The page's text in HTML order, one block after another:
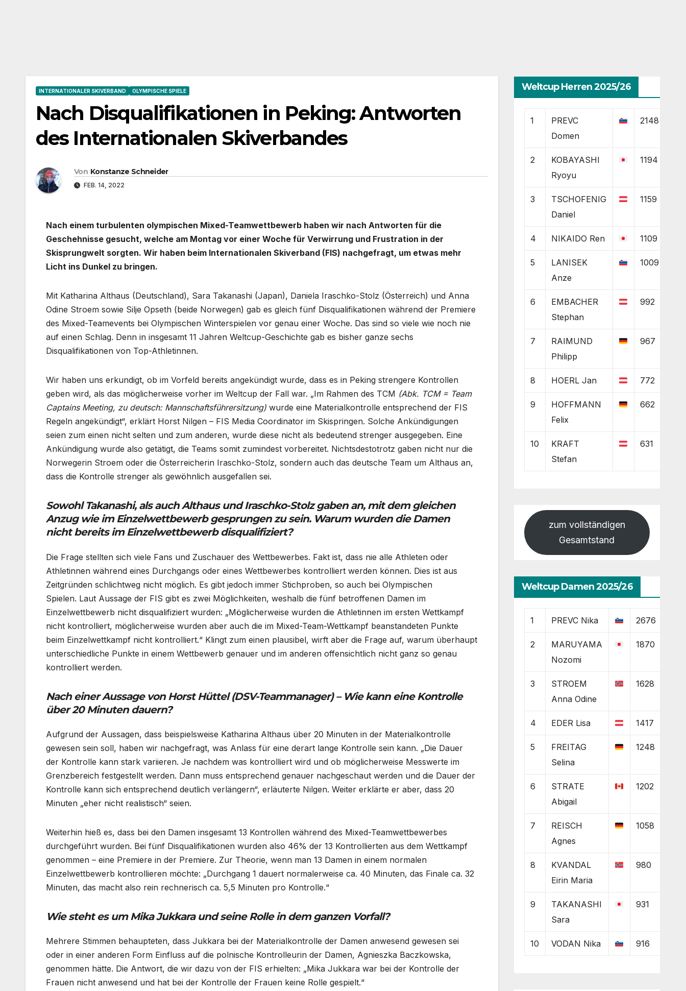
INTERNATIONALER SKIVERBAND OLYMPISCHE SPIELE
Nach Disqualifikationen in Peking: Antworten
des Internationalen Skiverbandes
Von Konstanze Schneider
FEB. 14, 2022
Nach einem turbulenten olympischen Mixed-Teamwettbewerb haben wir nach Antworten für die
Geschehnisse gesucht, welche am Montag vor einer Woche für Verwirrung und Frustration in der
Skisprungwelt sorgten. Wir haben beim Internationalen Skiverband (FIS) nachgefragt, um etwas mehr
Licht ins Dunkel zu bringen.
Mit Katharina Althaus (Deutschland), Sara Takanashi (Japan), Daniela Iraschko-Stolz (Österreich) und Anna
Odine Stroem sowie Silje Opseth (beide Norwegen) gab es gleich fünf Disqualifikationen während der Premiere
des Mixed-Teamevents bei Olympischen Winterspielen vor genau einer Woche. Das sind so viele wie noch nie
auf einen Schlag. Denn in insgesamt 11 Jahren Weltcup-Geschichte gab es bisher ganze sechs
Disqualifikationen von Top-Athletinnen.
Wir haben uns erkundigt, ob im Vorfeld bereits angekündigt wurde, dass es in Peking strengere Kontrollen
geben wird, als das möglicherweise vorher im Weltcup der Fall war. „Im Rahmen des TCM (Abk. TCM = Team
Captains Meeting, zu deutsch: Mannschaftsführersitzung) wurde eine Materialkontrolle entsprechend der FIS
Regeln angekündigt“, erklärt Horst Nilgen – FIS Media Coordinator im Skispringen. Solche Ankündigungen
seien zum einen nicht selten und zum anderen, wurde diese nicht als bedeutend strenger ausgegeben. Eine
Ankündigung wurde also getätigt, die Teams somit zumindest vorbereitet. Nichtsdestotrotz gaben nicht nur die
Norwegerin Stroem oder die Österreicherin Iraschko-Stolz, sondern auch das deutsche Team um Althaus an,
dass die Kontrolle strenger als gewöhnlich ausgefallen sei.
Sowohl Takanashi, als auch Althaus und Iraschko-Stolz gaben an, mit dem gleichen
Anzug wie im Einzelwettbewerb gesprungen zu sein. Warum wurden die Damen
nicht bereits im Einzelwettbewerb disqualifiziert?
Die Frage stellten sich viele Fans und Zuschauer des Wettbewerbes. Fakt ist, dass nie alle Athleten oder
Athletinnen während eines Durchgangs oder eines Wettbewerbes kontrolliert werden können. Dies ist aus
Zeitgründen schlichtweg nicht möglich. Es gibt jedoch immer Stichproben, so auch bei Olympischen
Spielen. Laut Aussage der FIS gibt es zwei Möglichkeiten, weshalb die fünf betroffenen Damen im
Einzelwettbewerb nicht disqualifiziert wurden: „Möglicherweise wurden die Athletinnen im ersten Wettkampf
nicht kontrolliert, möglicherweise wurden aber auch die im Mixed-Team-Wettkampf beanstandeten Punkte
beim Einzelwettkampf nicht kontrolliert.“ Klingt zum einen plausibel, wirft aber die Frage auf, warum überhaupt
unterschiedliche Punkte in einem Wettbewerb genauer und im anderen offensichtlich nicht ganz so genau
kontrolliert werden.
Nach einer Aussage von Horst Hüttel (DSV-Teammanager) – Wie kann eine Kontrolle
über 20 Minuten dauern?
Aufgrund der Aussagen, dass beispielsweise Katharina Althaus über 20 Minuten in der Materialkontrolle
gewesen sein soll, haben wir nachgefragt, was Anlass für eine derart lange Kontrolle sein kann. „Die Dauer
der Kontrolle kann stark variieren. Je nachdem was kontrolliert wird und ob möglicherweise Messwerte im
Grenzbereich festgestellt werden. Dann muss entsprechend genauer nachgeschaut werden und die Dauer der
Kontrolle kann sich entsprechend deutlich verlängern“, erläuterte Nilgen. Weiter erklärte er aber, dass 20
Minuten „eher nicht realistisch“ seien.
Weiterhin hieß es, dass bei den Damen insgesamt 13 Kontrollen während des Mixed-Teamwettbewerbes
durchgeführt wurden. Bei fünf Disqualifikationen wurden also 46% der 13 Kontrollierten aus dem Wettkampf
genommen – eine Premiere in der Premiere. Zur Theorie, wenn man 13 Damen in einem normalen
Einzelwettbewerb kontrollieren möchte: „Durchgang 1 dauert normalerweise ca. 40 Minuten, das Finale ca. 32
Minuten, das macht also rein rechnerisch ca. 5,5 Minuten pro Kontrolle.“
Wie steht es um Mika Jukkara und seine Rolle in dem ganzen Vorfall?
Mehrere Stimmen behaupteten, dass Jukkara bei der Materialkontrolle der Damen anwesend gewesen sei
oder in einer anderen Form Einfluss auf die polnische Kontrolleurin der Damen, Agnieszka Baczkowska,
genommen hätte. Die Antwort, die wir dazu von der FIS erhielten: „Mika Jukkara war bei der Kontrolle der
Frauen nicht anwesend und hat bei der Kontrolle der Frauen keine Rolle gespielt.“
Weltcup Herren 2025/26
1
PREVC
Domen
2148
2
KOBAYASHI
Ryoyu
1194
3
TSCHOFENIG
Daniel
1159
4 NIKAIDO Ren 1109
5
LANISEK
Anze
1009
6
EMBACHER
Stephan
992
7
RAIMUND
Philipp
967
8 HOERL Jan 772
9
HOFFMANN
Felix
662
10
KRAFT
Stefan
631
zum vollständigen
Gesamtstand
Weltcup Damen 2025/26
1 PREVC Nika 2676
2
MARUYAMA
Nozomi
1870
3
STROEM
Anna Odine
1628
4 EDER Lisa 1417
5
FREITAG
Selina
1248
6
STRATE
Abigail
1202
7
REISCH
Agnes
1058
8
KVANDAL
Eirin Maria
980
9
TAKANASHI
Sara
931
10 VODAN Nika 916